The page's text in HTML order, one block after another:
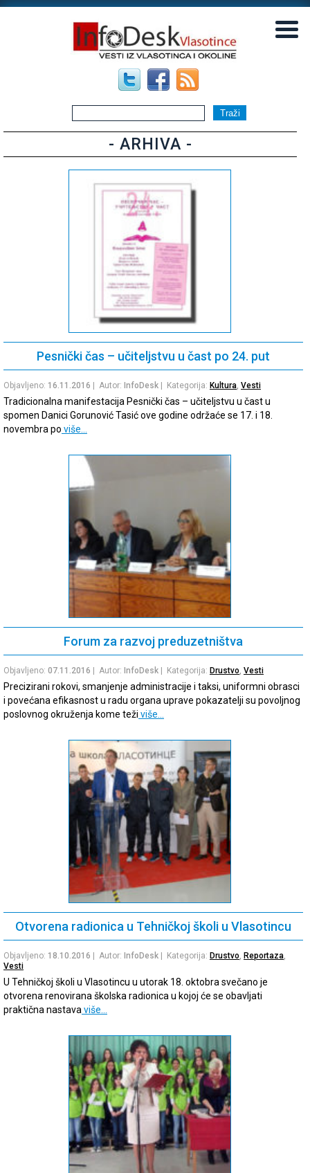
- ARHIVA -
Pesnički čas – učiteljstvu u čast po 24. put
Objavljeno: 16.11.2016 | Autor: InfoDesk | Kategorija: Kultura, Vesti
Tradicionalna manifestacija Pesnički čas – učiteljstvu u čast u
spomen Danici Gorunović Tasić ove godine održaće se 17. i 18.
novembra po više…
Forum za razvoj preduzetništva
Objavljeno: 07.11.2016 | Autor: InfoDesk | Kategorija: Drustvo, Vesti
Precizirani rokovi, smanjenje administracije i taksi, uniformni obrasci
i povećana efikasnost u radu organa uprave pokazatelji su povoljnog
poslovnog okruženja kome teži više…
Otvorena radionica u Tehničkoj školi u Vlasotincu
Objavljeno: 18.10.2016 | Autor: InfoDesk | Kategorija: Drustvo, Reportaza,
Vesti
U Tehničkoj školi u Vlasotincu u utorak 18. oktobra svečano je
otvorena renovirana školska radionica u kojoj će se obavljati
praktična nastava više…